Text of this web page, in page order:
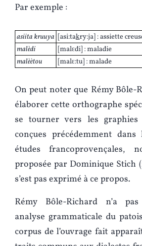
Par exemple :
asiita kruuya [asi:takry:ja] : assiette
malèdi
[malɛdi] : maladie
malèètou
[malɛ:tu] : malade
On peut noter que Rémy Bôle-
élaborer cette orthographe
se tourner vers les graphies
conçues précédemment
études francoprovençales,
proposée par Dominique Stich
s’est pas exprimé à ce propos.
Rémy Bôle-Richard n’a
analyse grammaticale du
corpus de l’ouvrage fait